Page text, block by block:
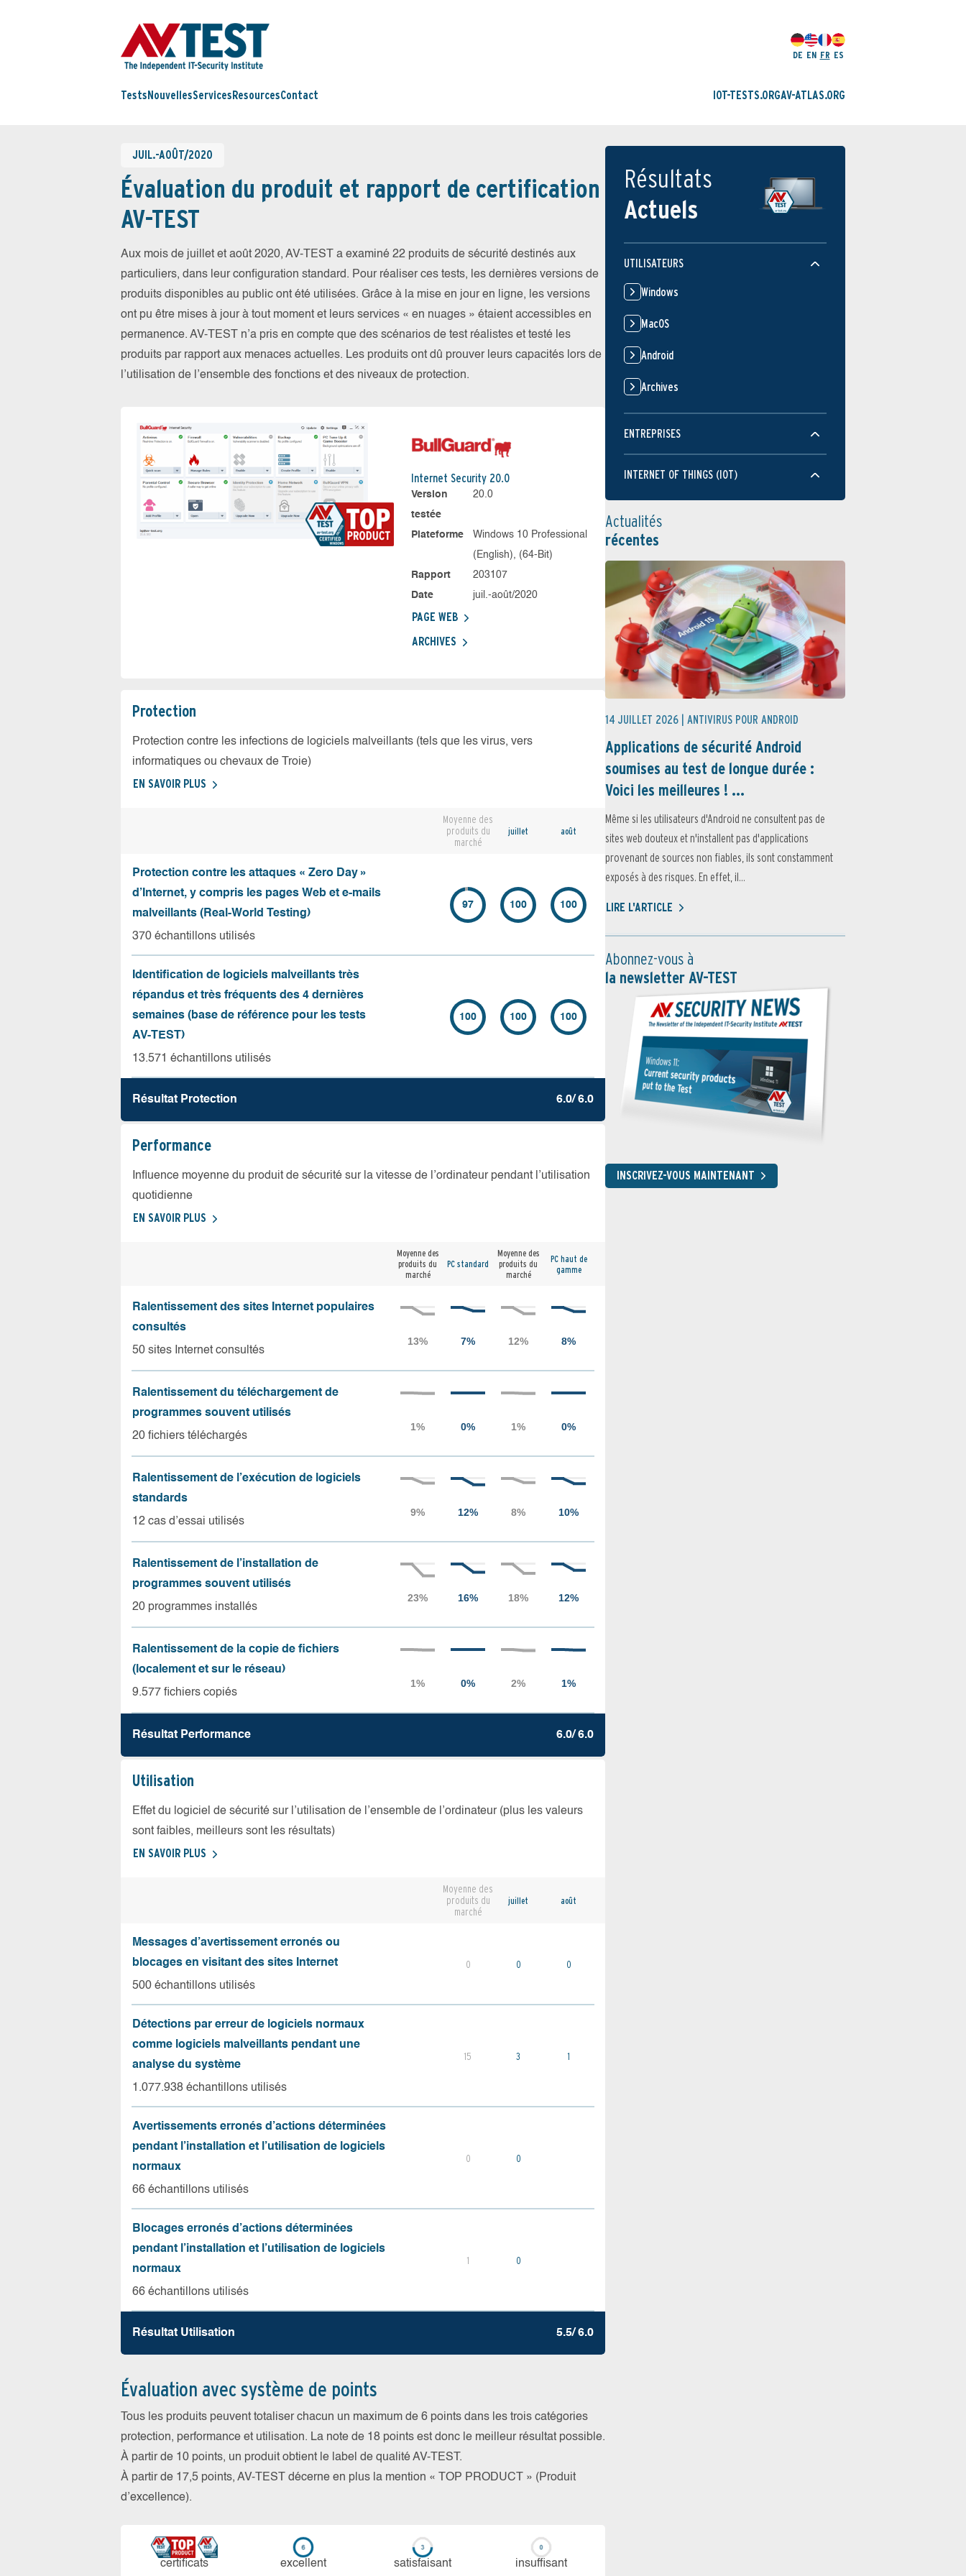
DE EN FR ES
Tests NouvellesServices ResourcesContact IOT-TESTS.ORGAV-ATLAS.ORG
JUIL.-AOÛT/2020
Évaluation du produit et rapport de certification
AV-TEST
Aux mois de juillet et août 2020, AV-TEST a examiné 22 produits de sécurité destinés aux
particuliers, dans leur configuration standard. Pour réaliser ces tests, les dernières versions de
produits disponibles au public ont été utilisées. Grâce à la mise en jour en ligne, les versions
ont pu être mises à jour à tout moment et leurs services « en nuages » étaient accessibles en
permanence. AV-TEST n’a pris en compte que des scénarios de test réalistes et testé les
produits par rapport aux menaces actuelles. Les produits ont dû prouver leurs capacités lors de
l’utilisation de l’ensemble des fonctions et des niveaux de protection.
Internet Security 20.0
Version
testée
20.0
Plateforme
Windows 10 Professional
(English), (64-Bit)
Rapport
203107
Date
juil.-août/2020
PAGE WEB
ARCHIVES
Protection
Protection contre les infections de logiciels malveillants (tels que les virus, vers
informatiques ou chevaux de Troie)
EN SAVOIR PLUS
Moyenne des
produits du
marché
juillet août
Protection contre les attaques « Zero Day »
d’Internet, y compris les pages Web et e-mails
malveillants (Real-World Testing)
370 échantillons utilisés
97 100 100
Identification de logiciels malveillants très
répandus et très fréquents des 4 dernières
semaines (base de référence pour les tests
AV-TEST)
13.571 échantillons utilisés
100 100 100
Résultat Protection 6.0/ 6.0
Performance
Influence moyenne du produit de sécurité sur la vitesse de l’ordinateur pendant l’utilisation
quotidienne
EN SAVOIR PLUS
Moyenne des
produits du
marché
PC standard
Moyenne des
produits du
marché
PC haut de
gamme
Ralentissement des sites Internet populaires
consultés
50 sites Internet consultés
Ralentissement du téléchargement de
programmes souvent utilisés
20 fichiers téléchargés
Ralentissement de l’exécution de logiciels
standards
12 cas d’essai utilisés
Ralentissement de l’installation de
programmes souvent utilisés
20 programmes installés
Ralentissement de la copie de fichiers
(localement et sur le réseau)
9.577 fichiers copiés
Résultat Performance 6.0/ 6.0
Utilisation
Effet du logiciel de sécurité sur l’utilisation de l’ensemble de l’ordinateur (plus les valeurs
sont faibles, meilleurs sont les résultats)
EN SAVOIR PLUS
Moyenne des
produits du
marché
juillet août
Messages d’avertissement erronés ou
blocages en visitant des sites Internet
500 échantillons utilisés
0 0 0
Détections par erreur de logiciels normaux
comme logiciels malveillants pendant une
analyse du système
1.077.938 échantillons utilisés
15 3 1
Avertissements erronés d’actions déterminées
pendant l’installation et l’utilisation de logiciels
normaux
66 échantillons utilisés
0 0
Blocages erronés d’actions déterminées
pendant l’installation et l’utilisation de logiciels
normaux
66 échantillons utilisés
1 0
Résultat Utilisation 5.5/ 6.0
Évaluation avec système de points
Tous les produits peuvent totaliser chacun un maximum de 6 points dans les trois catégories
protection, performance et utilisation. La note de 18 points est donc le meilleur résultat possible.
À partir de 10 points, un produit obtient le label de qualité AV-TEST.
À partir de 17,5 points, AV-TEST décerne en plus la mention « TOP PRODUCT » (Produit
d’excellence).
certi­ficats ex­cellent sa­tis­fai­sant in­suf­fi­sant
Résultats
Actuels
UTILISATEURS
Windows
MacOS
Android
Archives
ENTREPRISES
INTERNET OF THINGS (IOT)
Actualités
récentes
14 JUILLET 2026 | ANTIVIRUS POUR ANDROID
Applications de sécurité Android
soumises au test de longue durée :
Voici les meilleures ! ...
Même si les utilisateurs d'Android ne consultent pas de
sites web douteux et n'installent pas d'applications
provenant de sources non fiables, ils sont constamment
exposés à des risques. En effet, il...
LIRE L'ARTICLE
Abonnez-vous à
la newsletter AV-TEST
INSCRIVEZ-VOUS MAINTENANT